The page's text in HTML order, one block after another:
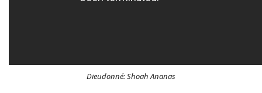
Dieudonné: Shoah Ananas